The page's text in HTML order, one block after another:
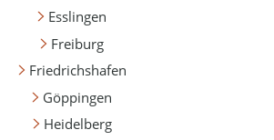
Esslingen
Freiburg
Friedrichshafen
Göppingen
Heidelberg